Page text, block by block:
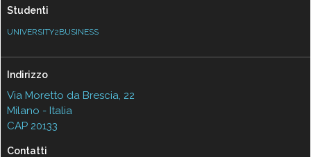
Studenti
UNIVERSITY2BUSINESS
Indirizzo
Via Moretto da Brescia, 22
Milano - Italia
CAP 20133
Contatti